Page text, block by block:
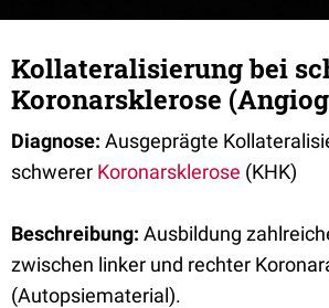
Kollateralisierung bei
Koronarsklerose
Diagnose: Ausgeprägte
schwerer Koronarsklerose (KHK)
Beschreibung: Ausbildung
zwischen linker und rechter
(Autopsiematerial).